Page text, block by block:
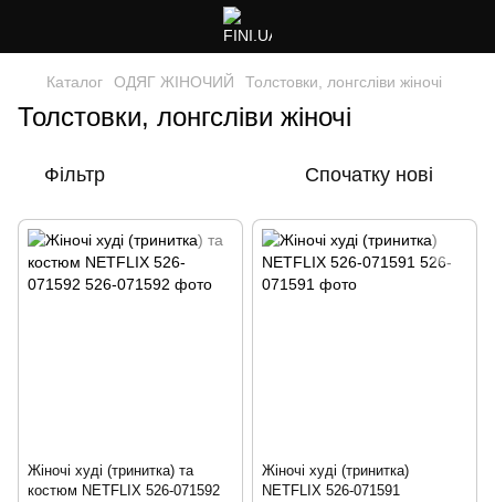
Каталог ОДЯГ ЖІНОЧИЙ Толстовки, лонгсліви жіночі
Толстовки, лонгсліви жіночі
Фільтр Спочатку нові
Жіночі худі (тринитка) та
костюм NETFLIX 526-071592
Жіночі худі (тринитка)
NETFLIX 526-071591